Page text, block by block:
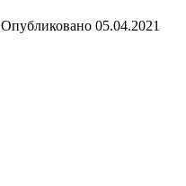
Опубликовано 05.04.2021